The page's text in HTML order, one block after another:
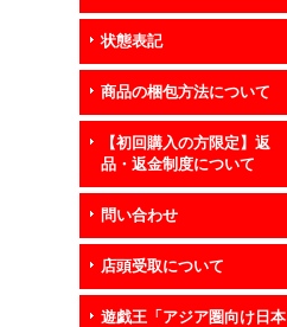
状態表記
商品の梱包方法について
【初回購入の方限定】返
品・返金制度について
問い合わせ
店頭受取について
遊戯王「アジア圏向け日本